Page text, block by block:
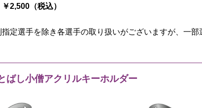
2,500（税込）
定選手を除き各選手の取り扱いがございますが、一部
ばし小僧アクリルキーホルダー